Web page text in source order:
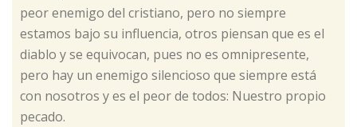
peor enemigo del cristiano, pero no siempre
estamos bajo su influencia, otros piensan que es el
diablo y se equivocan, pues no es omnipresente,
pero hay un enemigo silencioso que siempre está
con nosotros y es el peor de todos: Nuestro propio
pecado.